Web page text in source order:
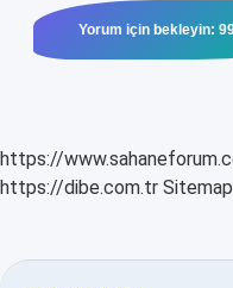
https://
https://dibe.com.tr Sitemap